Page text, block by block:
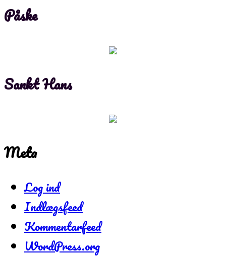
Påske
Sankt Hans
Meta
Log ind
Indlægsfeed
Kommentarfeed
WordPress.org